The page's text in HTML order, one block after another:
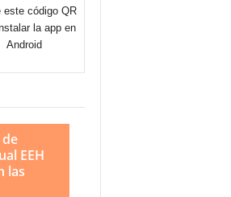
este código QR
la app en
Android
EEH
las